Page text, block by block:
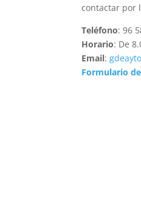
contactar por
Teléfono: 96
Horario: De
Email:
Formulario